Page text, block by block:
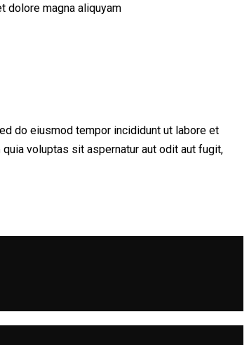
dolore magna aliquyam
do eiusmod tempor incididunt ut labore et
voluptas sit aspernatur aut odit aut fugit,